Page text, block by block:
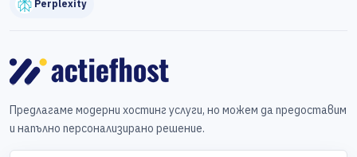
Perplexity
Предлагаме модерни хостинг услуги, но можем да предоставим
и напълно персонализирано решение.